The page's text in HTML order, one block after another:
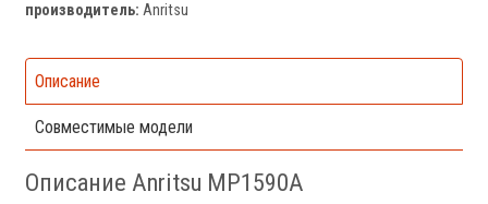
производитель: Anritsu
Описание
Совместимые модели
Описание Anritsu MP1590A